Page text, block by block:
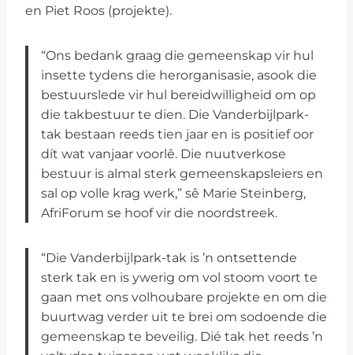
en Piet Roos (projekte).
“Ons bedank graag die gemeenskap vir hul
insette tydens die herorganisasie, asook die
bestuurslede vir hul bereidwilligheid om op
die takbestuur te dien. Die Vanderbijlpark-
tak bestaan reeds tien jaar en is positief oor
dít wat vanjaar voorlê. Die nuutverkose
bestuur is almal sterk gemeenskapsleiers en
sal op volle krag werk,” sê Marie Steinberg,
AfriForum se hoof vir die noordstreek.
“Die Vanderbijlpark-tak is ’n ontsettende
sterk tak en is ywerig om vol stoom voort te
gaan met ons volhoubare projekte en om die
buurtwag verder uit te brei om sodoende die
gemeenskap te beveilig. Dié tak het reeds ’n